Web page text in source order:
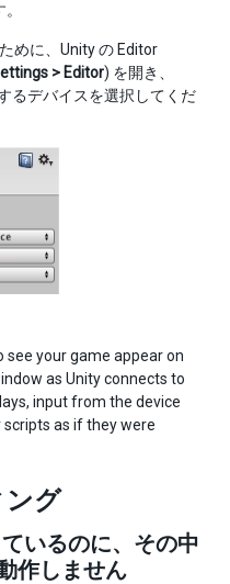
めに、Unity の Editor
> Editor) を開き、
るデバイスを選択してくだ
see your game appear on
as Unity connects to
input from the device
as if they were
ング
いるのに、その中
作しません